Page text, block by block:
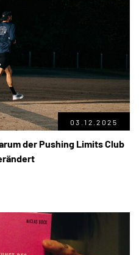
03.12.2025
der Pushing Limits Club